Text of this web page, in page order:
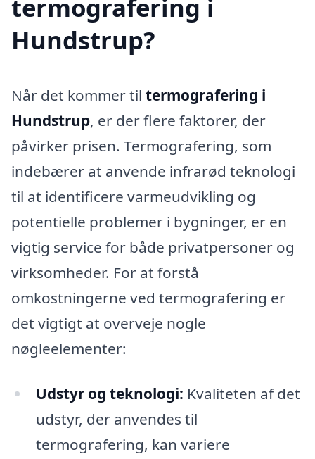
termografering i
Hundstrup?
Når det kommer til termografering i
Hundstrup, er der flere faktorer, der
påvirker prisen. Termografering, som
indebærer at anvende infrarød teknologi
til at identificere varmeudvikling og
potentielle problemer i bygninger, er en
vigtig service for både privatpersoner og
virksomheder. For at forstå
omkostningerne ved termografering er
det vigtigt at overveje nogle
nøgleelementer:
Udstyr og teknologi: Kvaliteten af det
udstyr, der anvendes til
termografering, kan variere